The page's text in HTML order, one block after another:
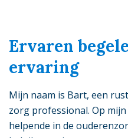
Ervaren
ervaring
Mijn naam is Bart, een
zorg professional. Op
helpende in de